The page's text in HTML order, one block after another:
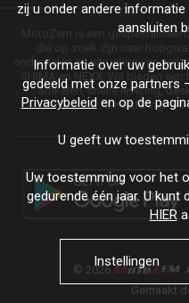
MotoZem is een
onderdelen en uitrusting van
SHIMA en NEXX. Wij bieden
artikelen, snelle levering,
benadering -
© 2026
.
Gemaakt
zij u onder andere
aansluiten
Informatie over uw
gedeeld met onze partners
Privacybeleid en op de
U geeft uw
Uw toestemming voor het
gedurende één jaar. U
HIER
Instellingen